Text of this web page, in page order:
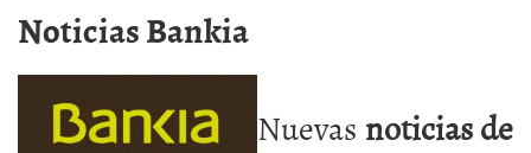
Noticias Bankia
Nuevas noticias de